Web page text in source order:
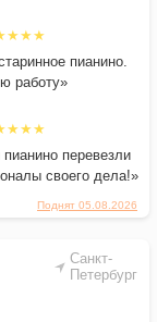
Поднят 05.08.2026
пианино.
работу»
перевезли
своего дела!»
Санкт-
Петербург